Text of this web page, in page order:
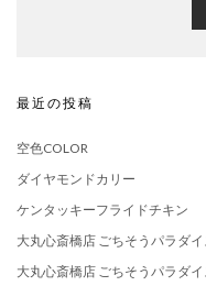
最近の投稿
空色COLOR
ダイヤモンドカリー
ケンタッキーフライドチキン
大丸心斎橋店 ごちそうパラダイ
大丸心斎橋店 ごちそうパラダイ